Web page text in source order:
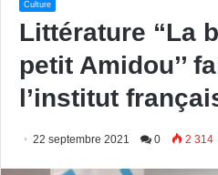
Culture
Littérature “La
petit Amidou’’
l’institut
22 septembre 2021 0 2 314